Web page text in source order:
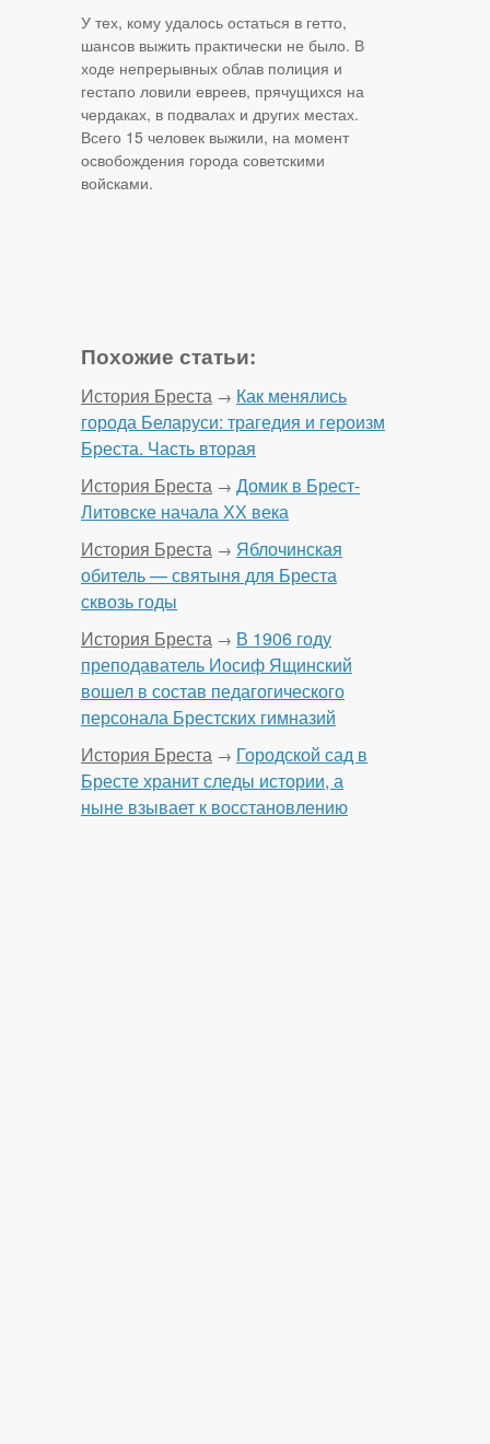
У тех, кому удалось остаться в гетто,
шансов выжить практически не было. В
ходе непрерывных облав полиция и
гестапо ловили евреев, прячущихся на
чердаках, в подвалах и других местах.
Всего 15 человек выжили, на момент
освобождения города советскими
войсками.
Похожие статьи:
История Бреста → Как менялись
города Беларуси: трагедия и героизм
Бреста. Часть вторая
История Бреста → Домик в Брест-
Литовске начала ХХ века
История Бреста → Яблочинская
обитель — святыня для Бреста
сквозь годы
История Бреста → В 1906 году
преподаватель Иосиф Ящинский
вошел в состав педагогического
персонала Брестских гимназий
История Бреста → Городской сад в
Бресте хранит следы истории, а
ныне взывает к восстановлению